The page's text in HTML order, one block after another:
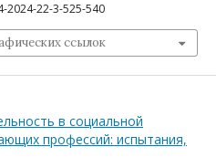
2024-22-3-525-540
ссылок
в социальной
профессий: испытания,